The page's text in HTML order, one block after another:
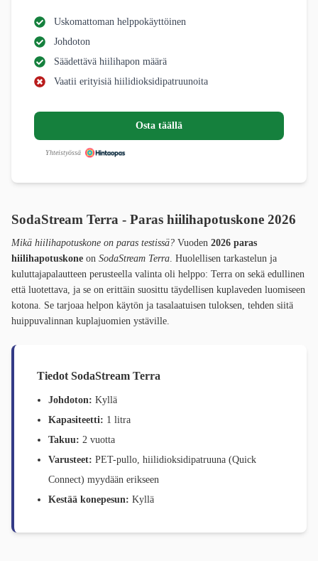
Uskomattoman helppokäyttöinen
Johdoton
Säädettävä hiilihapon määrä
Vaatii erityisiä hiilidioksidipatruunoita
Osta täällä
Yhteistyössä
SodaStream Terra - Paras hiilihapotuskone 2026
Mikä hiilihapotuskone on paras testissä? Vuoden 2026 paras
hiilihapotuskone on SodaStream Terra. Huolellisen tarkastelun ja
kuluttajapalautteen perusteella valinta oli helppo: Terra on sekä edullinen
että luotettava, ja se on erittäin suosittu täydellisen kuplaveden luomiseen
kotona. Se tarjoaa helpon käytön ja tasalaatuisen tuloksen, tehden siitä
huippuvalinnan kuplajuomien ystäville.
Tiedot SodaStream Terra
Johdoton: Kyllä
Kapasiteetti: 1 litra
Takuu: 2 vuotta
Varusteet: PET-pullo, hiilidioksidipatruuna (Quick
Connect) myydään erikseen
Kestää konepesun: Kyllä